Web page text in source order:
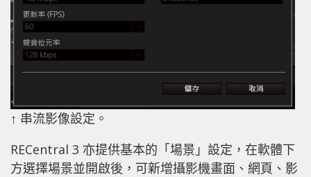
↑ 串流影像設定。
RECentral 3 亦提供基本的「場景」設定，在軟體下
方選擇場景並開啟後，可新增攝影機畫面、網頁、影